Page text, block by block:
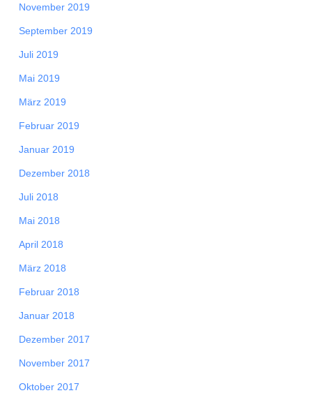
November 2019
September 2019
Juli 2019
Mai 2019
März 2019
Februar 2019
Januar 2019
Dezember 2018
Juli 2018
Mai 2018
April 2018
März 2018
Februar 2018
Januar 2018
Dezember 2017
November 2017
Oktober 2017